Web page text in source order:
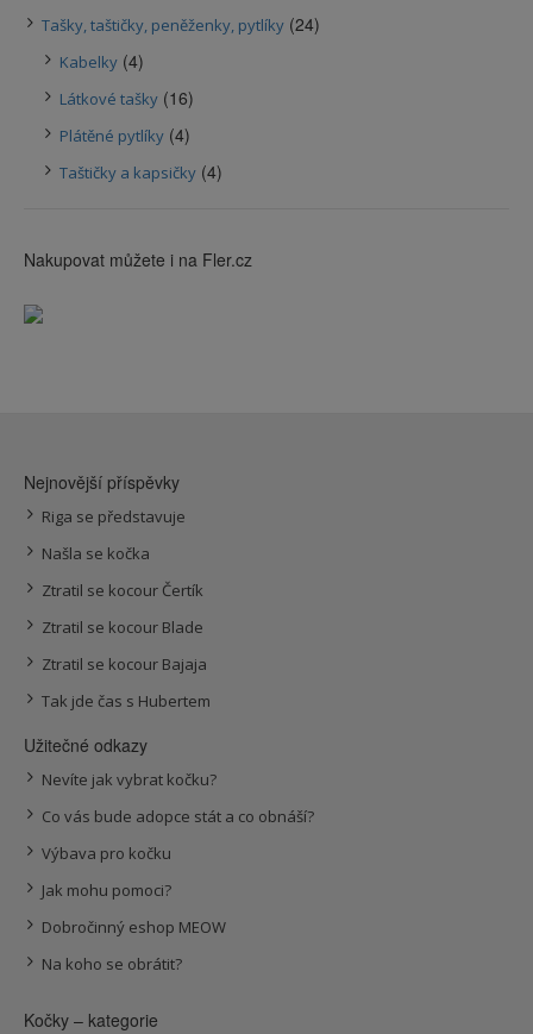
Tašky, taštičky, peněženky, pytlíky (24)
Kabelky (4)
Látkové tašky (16)
Plátěné pytlíky (4)
Taštičky a kapsičky (4)
Nakupovat můžete i na Fler.cz
Nejnovější příspěvky
Riga se představuje
Našla se kočka
Ztratil se kocour Čertík
Ztratil se kocour Blade
Ztratil se kocour Bajaja
Tak jde čas s Hubertem
Užitečné odkazy
Nevíte jak vybrat kočku?
Co vás bude adopce stát a co obnáší?
Výbava pro kočku
Jak mohu pomoci?
Dobročinný eshop MEOW
Na koho se obrátit?
Kočky – kategorie